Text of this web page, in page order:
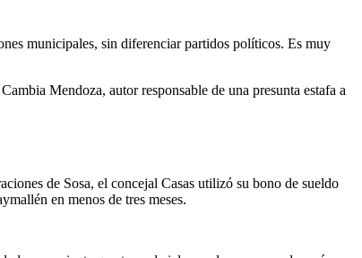
municipales, sin diferenciar partidos políticos. Es muy
Mendoza, autor responsable de una presunta estafa a
de Sosa, el concejal Casas utilizó su bono de sueldo
en menos de tres meses.